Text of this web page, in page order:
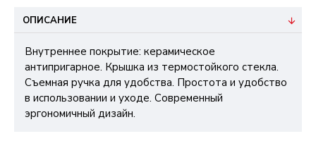
ОПИСАНИЕ
Внутреннее покрытие: керамическое
антипригарное. Крышка из термостойкого стекла.
Съемная ручка для удобства. Простота и удобство
в использовании и уходе. Современный
эргономичный дизайн.